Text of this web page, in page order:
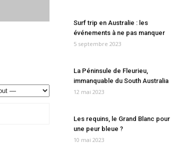
Surf trip en Australie : les
événements à ne pas manquer
5 septembre 2023
La Péninsule de Fleurieu,
immanquable du South Australia
12 mai 2023
Les requins, le Grand Blanc pour
une peur bleue ?
10 mai 2023